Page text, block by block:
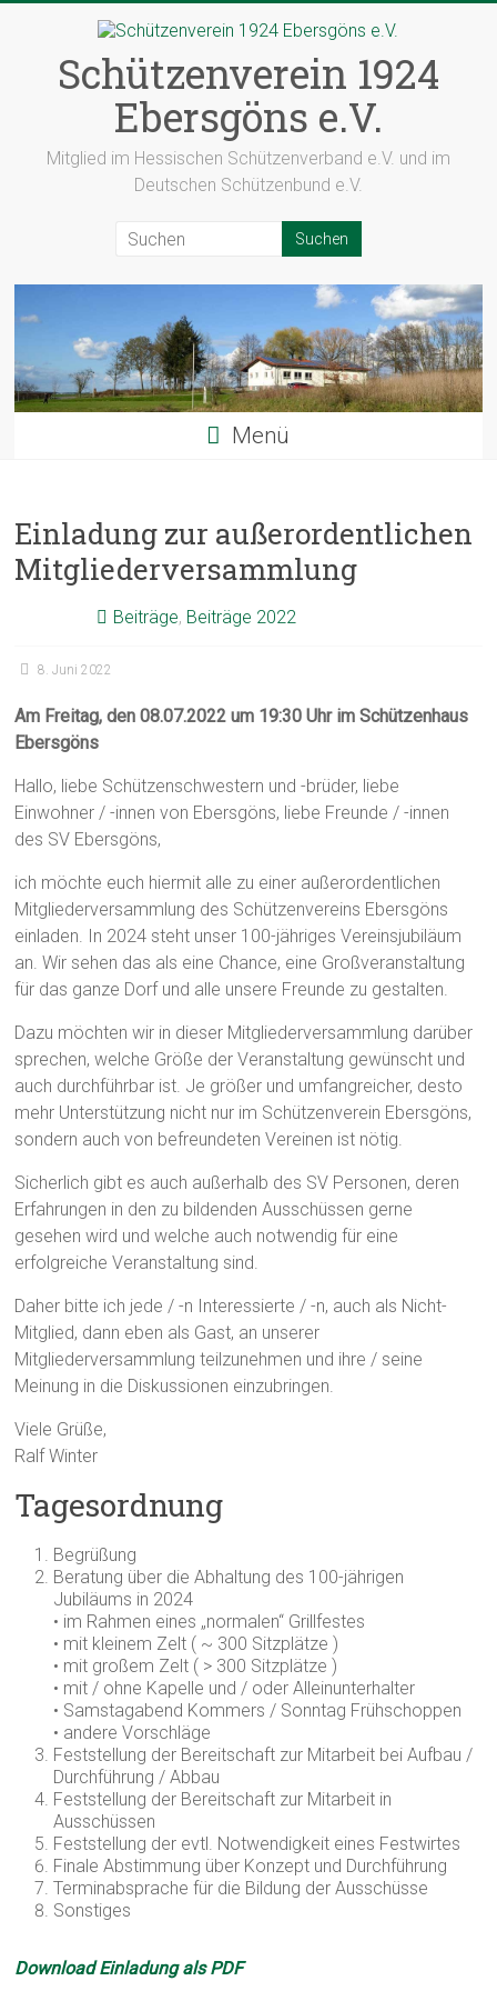
springenSchützenverein 1924
Ebersgöns e.V.
Mitglied im Hessischen Schützenverband e.V. und im
Deutschen Schützenbund e.V.
Menü
Einladung zur außerordentlichen
Mitgliederversammlung
Beiträge, Beiträge 2022
8. Juni 2022
Am Freitag, den 08.07.2022 um 19:30 Uhr im Schützenhaus
Ebersgöns
Hallo, liebe Schützenschwestern und -brüder, liebe
Einwohner / -innen von Ebersgöns, liebe Freunde / -innen
des SV Ebersgöns,
ich möchte euch hiermit alle zu einer außerordentlichen
Mitgliederversammlung des Schützenvereins Ebersgöns
einladen. In 2024 steht unser 100-jähriges Vereinsjubiläum
an. Wir sehen das als eine Chance, eine Großveranstaltung
für das ganze Dorf und alle unsere Freunde zu gestalten.
Dazu möchten wir in dieser Mitgliederversammlung darüber
sprechen, welche Größe der Veranstaltung gewünscht und
auch durchführbar ist. Je größer und umfangreicher, desto
mehr Unterstützung nicht nur im Schützenverein Ebersgöns,
sondern auch von befreundeten Vereinen ist nötig.
Sicherlich gibt es auch außerhalb des SV Personen, deren
Erfahrungen in den zu bildenden Ausschüssen gerne
gesehen wird und welche auch notwendig für eine
erfolgreiche Veranstaltung sind.
Daher bitte ich jede / -n Interessierte / -n, auch als Nicht-
Mitglied, dann eben als Gast, an unserer
Mitgliederversammlung teilzunehmen und ihre / seine
Meinung in die Diskussionen einzubringen.
Viele Grüße,
Ralf Winter
Tagesordnung
Begrüßung
Beratung über die Abhaltung des 100-jährigen
Jubiläums in 2024
• im Rahmen eines „normalen“ Grillfestes
• mit kleinem Zelt ( ~ 300 Sitzplätze )
• mit großem Zelt ( > 300 Sitzplätze )
• mit / ohne Kapelle und / oder Alleinunterhalter
• Samstagabend Kommers / Sonntag Frühschoppen
• andere Vorschläge
Feststellung der Bereitschaft zur Mitarbeit bei Aufbau /
Durchführung / Abbau
Feststellung der Bereitschaft zur Mitarbeit in
Ausschüssen
Feststellung der evtl. Notwendigkeit eines Festwirtes
Finale Abstimmung über Konzept und Durchführung
Terminabsprache für die Bildung der Ausschüsse
Sonstiges
Download Einladung als PDF